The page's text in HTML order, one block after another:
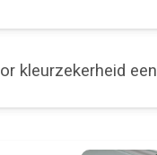
kleurzekerheid een